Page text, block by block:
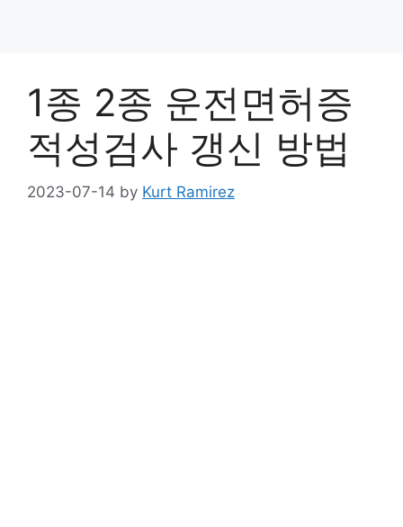
1종 2종 운전면허증
적성검사 갱신 방법
2023-07-14 by Kurt Ramirez